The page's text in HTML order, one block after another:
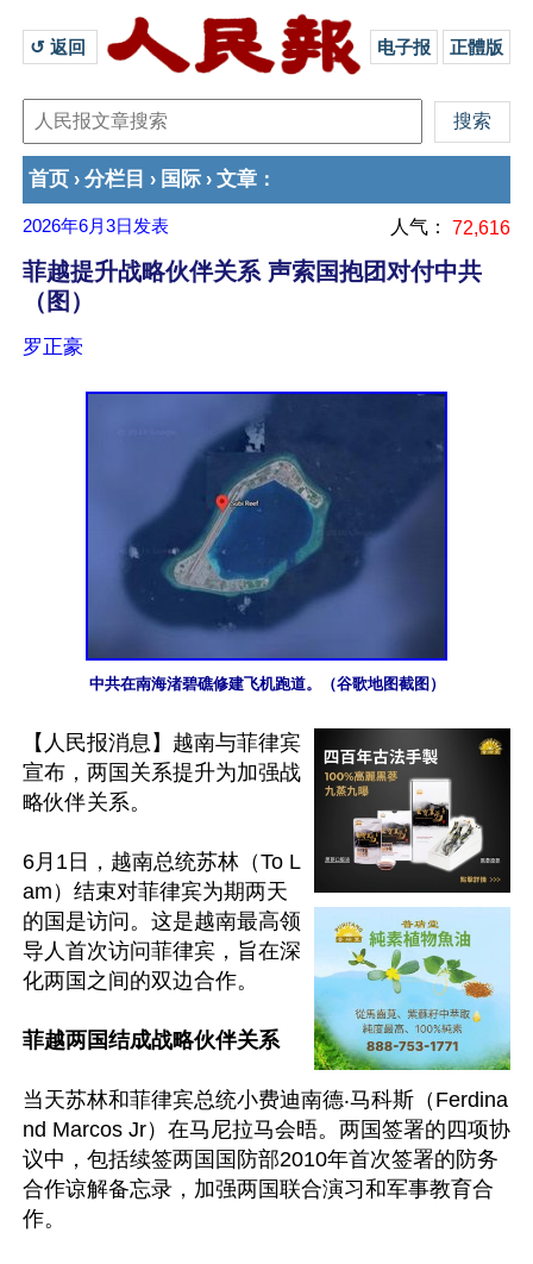
↺ 返回 电子报 正體版
首页 › 分栏目 › 国际 › 文章 ：
2026年6月3日 发表 人气： 72,616
菲越提升战略伙伴关系 声索国抱团对付中共
（图）
罗正豪
中共在南海渚碧礁修建飞机跑道。（谷歌地图截图）
【人民报消息】越南与菲律宾
宣布，两国关系提升为加强战
略伙伴关系。
6月1日，越南总统苏林（To L
am）结束对菲律宾为期两天
的国是访问。这是越南最高领
导人首次访问菲律宾，旨在深
化两国之间的双边合作。
菲越两国结成战略伙伴关系
当天苏林和菲律宾总统小费迪南德‧马科斯（Ferdina
nd Marcos Jr）在马尼拉马会晤。两国签署的四项协
议中，包括续签两国国防部2010年首次签署的防务
合作谅解备忘录，加强两国联合演习和军事教育合
作。